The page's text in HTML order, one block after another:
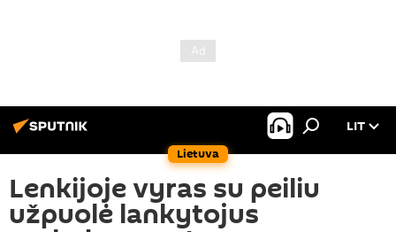
Lietuva
LIT
Lenkijoje vyras su peiliu
užpuolė lankytojus